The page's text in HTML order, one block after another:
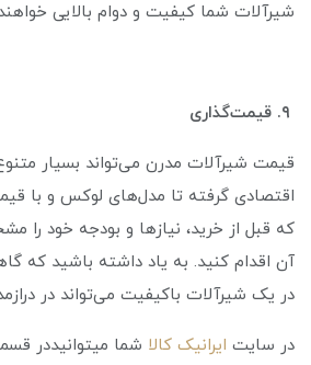
شیرآلات شما کیفیت و دوام بالایی
قیمت شیرآلات مدرن می‌تواند بسیار
اقتصادی گرفته تا مدل‌های لوکس و با
که قبل از خرید، نیازها و بودجه خود
آن اقدام کنید. به یاد داشته باشید که
در یک شیرآلات باکیفیت می‌تواند در
در سایت ایرانیک کالا شما میتوانید‌در